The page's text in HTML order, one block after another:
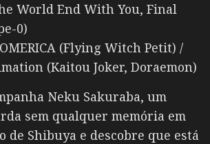
World End With You, Final
0)
(Flying Witch Petit) /
(Kaitou Joker, Doraemon)
Neku Sakuraba, um
sem qualquer memória em
de Shibuya e descobre que está